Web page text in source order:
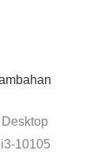
10105